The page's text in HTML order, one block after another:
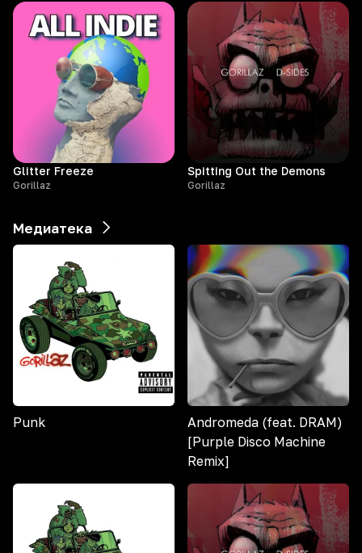
Glitter Freeze
Gorillaz
Spitting Out the Demons
Gorillaz
Медиатека
Punk
Andromeda (feat. DRAM)
[Purple Disco Machine
Remix]